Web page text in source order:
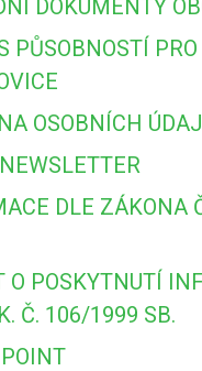
DOKUMENTY
PŮSOBNOSTÍ
OSOBNÍCH
DLE ZÁKONA
O POSKYTNUTÍ
Č. 106/1999 SB.